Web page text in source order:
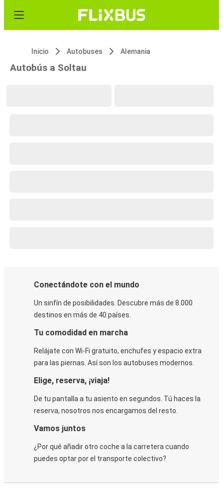
Inicio Autobuses Alemania
Autobús a Soltau
Conectándote con el mundo
Un sinfín de posibilidades. Descubre más de 8.000
destinos en más de 40 países.
Tu comodidad en marcha
Relájate con Wi-Fi gratuito, enchufes y espacio extra
para las piernas. Así son los autobuses modernos.
Elige, reserva, ¡viaja!
De tu pantalla a tu asiento en segundos. Tú haces la
reserva, nosotros nos encargamos del resto.
Vamos juntos
¿Por qué añadir otro coche a la carretera cuando
puedes optar por el transporte colectivo?